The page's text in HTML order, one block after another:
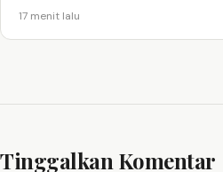
17 menit lalu
Tinggalkan Komentar